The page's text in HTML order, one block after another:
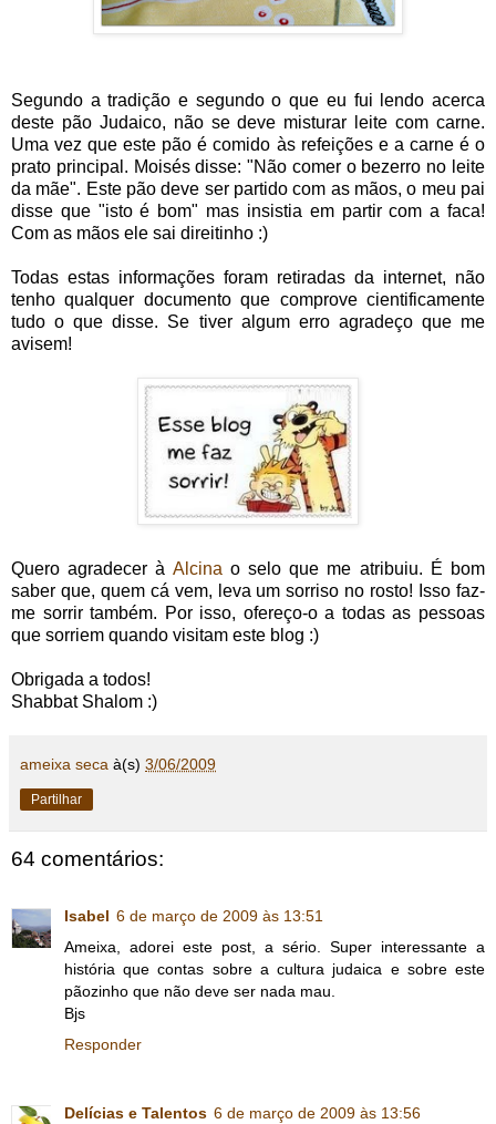
Segundo a tradição e segundo o que eu fui lendo acerca
deste pão Judaico, não se deve misturar leite com carne.
Uma vez que este pão é comido às refeições e a carne é o
prato principal. Moisés disse: "Não comer o bezerro no leite
da mãe". Este pão deve ser partido com as mãos, o meu pai
disse que "isto é bom" mas insistia em partir com a faca!
Com as mãos ele sai direitinho :)
Todas estas informações foram retiradas da internet, não
tenho qualquer documento que comprove cientificamente
tudo o que disse. Se tiver algum erro agradeço que me
avisem!
Quero agradecer à Alcina o selo que me atribuiu. É bom
saber que, quem cá vem, leva um sorriso no rosto! Isso faz-
me sorrir também. Por isso, ofereço-o a todas as pessoas
que sorriem quando visitam este blog :)
Obrigada a todos!
Shabbat Shalom :)
ameixa seca à(s) 3/06/2009
Partilhar
64 comentários:
Isabel 6 de março de 2009 às 13:51
Ameixa, adorei este post, a sério. Super interessante a
história que contas sobre a cultura judaica e sobre este
pãozinho que não deve ser nada mau.
Bjs
Responder
Delícias e Talentos 6 de março de 2009 às 13:56